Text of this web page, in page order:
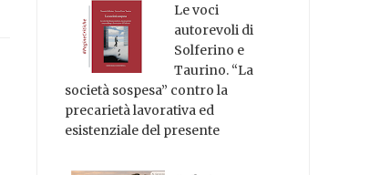
Le voci
autorevoli di
Solferino e
Taurino. “La
società sospesa” contro la
precarietà lavorativa ed
esistenziale del presente